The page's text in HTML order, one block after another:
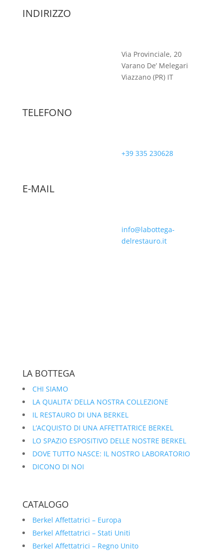
INDIRIZZO
Via Provinciale, 20
Varano De’ Melegari
Viazzano (PR) IT
TELEFONO
+39 335 230628
E-MAIL
info@labottega-
delrestauro.it
LA BOTTEGA
CHI SIAMO
LA QUALITA’ DELLA NOSTRA COLLEZIONE
IL RESTAURO DI UNA BERKEL
L’ACQUISTO DI UNA AFFETTATRICE BERKEL
LO SPAZIO ESPOSITIVO DELLE NOSTRE BERKEL
DOVE TUTTO NASCE: IL NOSTRO LABORATORIO
DICONO DI NOI
CATALOGO
Berkel Affettatrici – Europa
Berkel Affettatrici – Stati Uniti
Berkel Affettatrici – Regno Unito